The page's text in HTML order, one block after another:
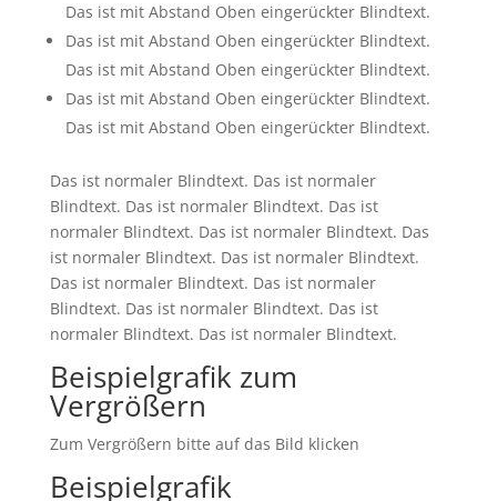
Das ist mit Abstand Oben eingerückter Blindtext.
Das ist mit Abstand Oben eingerückter Blindtext.
Das ist mit Abstand Oben eingerückter Blindtext.
Das ist mit Abstand Oben eingerückter Blindtext.
Das ist mit Abstand Oben eingerückter Blindtext.
Das ist normaler Blindtext. Das ist normaler
Blindtext. Das ist normaler Blindtext. Das ist
normaler Blindtext. Das ist normaler Blindtext. Das
ist normaler Blindtext. Das ist normaler Blindtext.
Das ist normaler Blindtext. Das ist normaler
Blindtext. Das ist normaler Blindtext. Das ist
normaler Blindtext. Das ist normaler Blindtext.
Beispielgrafik zum
Vergrößern
Zum Vergrößern bitte auf das Bild klicken
Beispielgrafik